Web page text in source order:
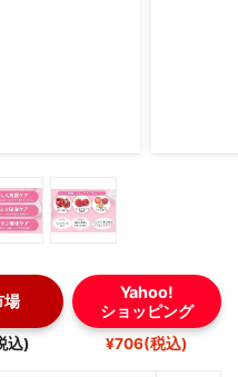
場
込)
Yahoo!
ショッピング
¥706(税込)